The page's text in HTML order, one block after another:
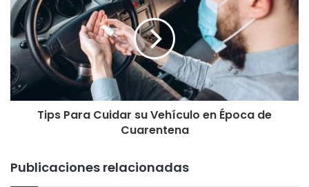
Tips Para Cuidar su Vehículo en Época de
Cuarentena
Publicaciones relacionadas